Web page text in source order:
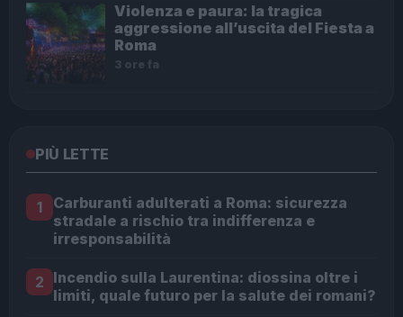
Violenza e paura: la tragica
aggressione all’uscita del Fiesta a
Roma
3 ore fa
PIÙ LETTE
1
Carburanti adulterati a Roma: sicurezza
stradale a rischio tra indifferenza e
irresponsabilità
2 Incendio sulla Laurentina: diossina oltre i
limiti, quale futuro per la salute dei romani?